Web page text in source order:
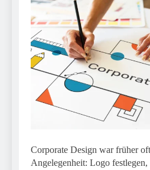
Corporate Design war früher
Angelegenheit: Logo